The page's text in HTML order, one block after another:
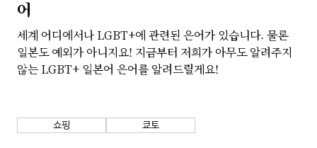
어
세계 어디에서나 LGBT+에 관련된 은어가 있습니다. 물론
일본도 예외가 아니지요! 지금부터 저희가 아무도 알려주지
않는 LGBT+ 일본어 은어를 알려드릴게요!
쇼핑 쿄토